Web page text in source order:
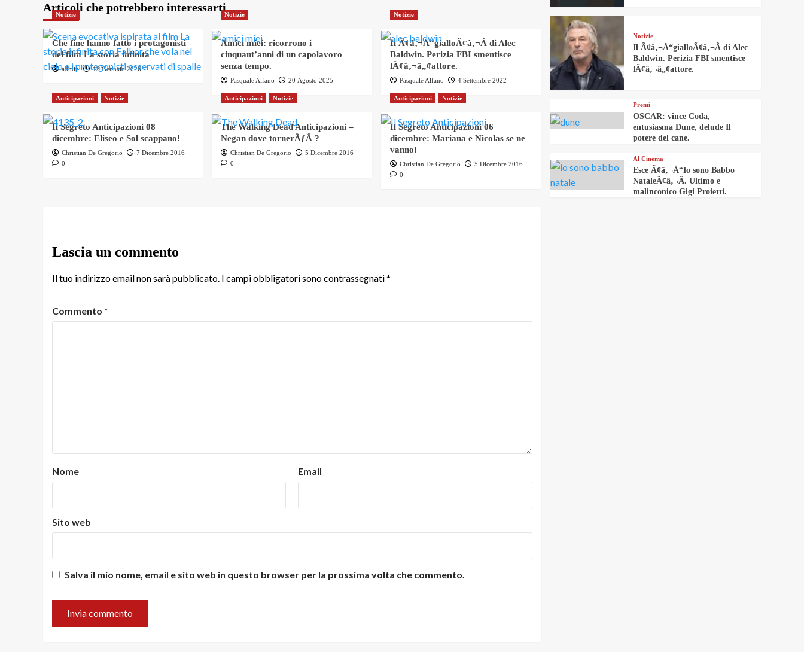
Articoli che potrebbero interessarti
Notizie
Che fine hanno fatto i protagonisti
del film La storia infinita
admin 13 Gennaio 2026
Notizie
Amici miei: ricorrono i
cinquant’anni di un capolavoro
senza tempo.
Pasquale Alfano 20 Agosto 2025
Notizie
Il Ã¢â‚¬Å“gialloÃ¢â‚¬Â di Alec
Baldwin. Perizia FBI smentisce
lÃ¢â‚¬â„¢attore.
Pasquale Alfano 4 Settembre 2022
Anticipazioni Notizie
Il Segreto Anticipazioni 08
dicembre: Eliseo e Sol scappano!
Christian De Gregorio
7 Dicembre 2016
0
Anticipazioni Notizie
The Walking Dead Anticipazioni –
Negan dove tornerÃƒÂ ?
Christian De Gregorio
5 Dicembre 2016
0
Anticipazioni Notizie
Il Segreto Anticipazioni 06
dicembre: Mariana e Nicolas se ne
vanno!
Christian De Gregorio
5 Dicembre 2016
0
Lascia un commento
Il tuo indirizzo email non sarà pubblicato. I campi obbligatori sono contrassegnati*
Commento *
Nome Email
Sito web
Salva il mio nome, email e sito web in questo browser per la prossima volta che commento.
Notizie
Il Ã¢â‚¬Å“gialloÃ¢â‚¬Â di Alec
Baldwin. Perizia FBI smentisce
lÃ¢â‚¬â„¢attore.
Premi
OSCAR: vince Coda,
entusiasma Dune, delude Il
potere del cane.
Al Cinema
Esce Ã¢â‚¬Å“Io sono Babbo
NataleÃ¢â‚¬Â. Ultimo e
malinconico Gigi Proietti.